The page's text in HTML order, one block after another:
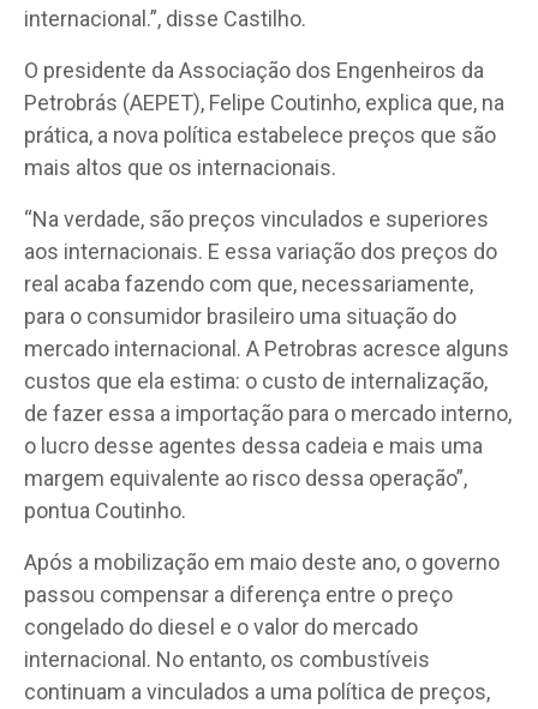
internacional.”, disse Castilho.
O presidente da Associação dos Engenheiros da
Petrobrás (AEPET), Felipe Coutinho, explica que, na
prática, a nova política estabelece preços que são
mais altos que os internacionais.
“Na verdade, são preços vinculados e superiores
aos internacionais. E essa variação dos preços do
real acaba fazendo com que, necessariamente,
para o consumidor brasileiro uma situação do
mercado internacional. A Petrobras acresce alguns
custos que ela estima: o custo de internalização,
de fazer essa a importação para o mercado interno,
o lucro desse agentes dessa cadeia e mais uma
margem equivalente ao risco dessa operação”,
pontua Coutinho.
Após a mobilização em maio deste ano, o governo
passou compensar a diferença entre o preço
congelado do diesel e o valor do mercado
internacional. No entanto, os combustíveis
continuam a vinculados a uma política de preços,